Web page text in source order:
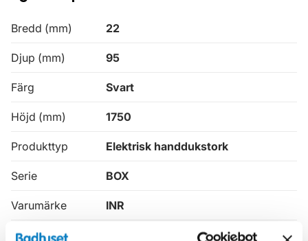
Bredd (mm) 22
Djup (mm) 95
Färg Svart
Höjd (mm) 1750
Produkttyp Elektrisk handdukstork
Serie BOX
Varumärke INR
Watt